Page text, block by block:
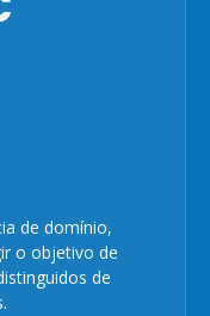
de domínio,
o objetivo de
de